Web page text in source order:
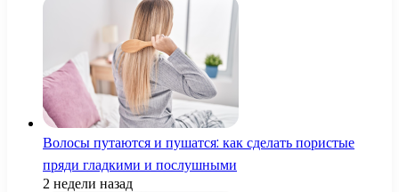
Волосы путаются и пушатся: как сделать пористые
пряди гладкими и послушными
2 недели назад